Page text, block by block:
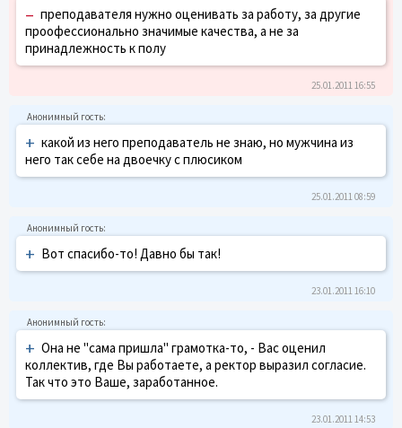
– преподавателя нужно оценивать за работу, за другие
проофессионально значимые качества, а не за
принадлежность к полу
25.01.2011 16:55
+ какой из него преподаватель не знаю, но мужчина из
него так себе на двоечку с плюсиком
25.01.2011 08:59
+ Вот спасибо-то! Давно бы так!
23.01.2011 16:10
+ Она не "сама пришла" грамотка-то, - Вас оценил
коллектив, где Вы работаете, а ректор выразил согласие.
Так что это Ваше, заработанное.
23.01.2011 14:53